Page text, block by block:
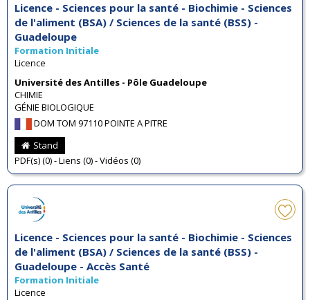
Licence - Sciences pour la santé - Biochimie - Sciences
de l'aliment (BSA) / Sciences de la santé (BSS) -
Guadeloupe
Formation Initiale
Licence
Université des Antilles - Pôle Guadeloupe
CHIMIE
GÉNIE BIOLOGIQUE
DOM TOM 97110 POINTE A PITRE
Stand
PDF(s) (0) - Liens (0) - Vidéos (0)
Licence - Sciences pour la santé - Biochimie - Sciences
de l'aliment (BSA) / Sciences de la santé (BSS) -
Guadeloupe - Accès Santé
Formation Initiale
Licence